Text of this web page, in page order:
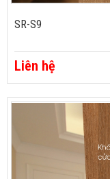
SR-S9
Liên hệ